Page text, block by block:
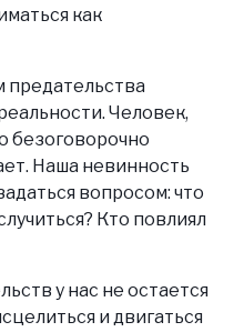
как
Человек,
безоговорочно
Наша невинность
вопросом: что
Кто повлиял
у нас не остается
и двигаться